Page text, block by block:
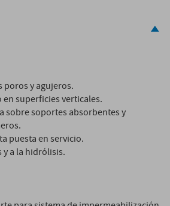
poros y agujeros.
superficies verticales.
sobre soportes absorbentes y
puesta en servicio.
y a la hidrólisis.